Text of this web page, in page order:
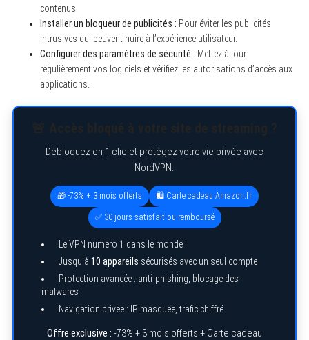
contenus.
Installer un bloqueur de publicités : Pour éviter les publicités
intrusives qui peuvent nuire à l’expérience utilisateur.
Configurer des paramètres de sécurité : Mettez à jour
régulièrement vos logiciels et vérifiez les autorisations d’accès aux
applications.
Débloquez en 1 clic et protégez votre vie privée avec
NordVPN.
🎁 -73% + 3 mois offerts 🛍️ Carte cadeau Amazon.fr
✅ 30 jours satisfait ou remboursé
Le VPN numéro 1 dans le monde !
Jusqu’à 10 appareils sécurisés avec un seul compte
Protection avancée : anti-phishing, blocage des
malwares
Navigation privée : IP masquée, trafic chiffré
Offre exclusive : -73% + 3 mois offerts + Carte cadeau